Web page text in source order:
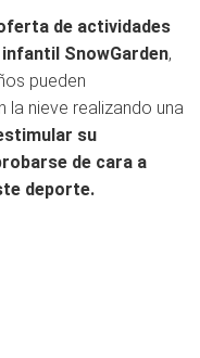
de actividades
SnowGarden,
pueden
la nieve realizando una
su
de cara a
deporte.